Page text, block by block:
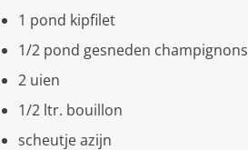
1 pond kipfilet
1/2 pond gesneden champignons
2 uien
1/2 ltr. bouillon
scheutje azijn